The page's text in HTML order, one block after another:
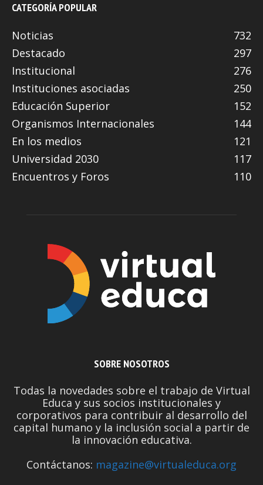
CATEGORÍA POPULAR
Noticias
732
Destacado
297
Institucional
276
Instituciones asociadas
250
Educación Superior
152
Organismos Internacionales
144
En los medios
121
Universidad 2030
117
Encuentros y Foros
110
SOBRE NOSOTROS
Todas la novedades sobre el trabajo de Virtual
Educa y sus socios institucionales y
corporativos para contribuir al desarrollo del
capital humano y la inclusión social a partir de
la innovación educativa.
Contáctanos: magazine@virtualeduca.org